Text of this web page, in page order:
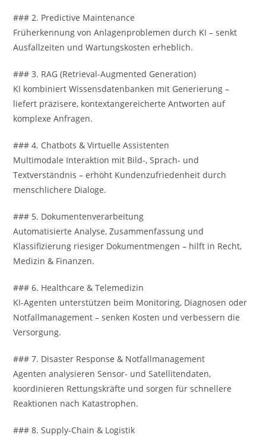
### 2. Predictive Maintenance
Früherkennung von Anlagenproblemen durch KI – senkt
Ausfallzeiten und Wartungskosten erheblich.
### 3. RAG (Retrieval-Augmented Generation)
KI kombiniert Wissensdatenbanken mit Generierung –
liefert präzisere, kontextangereicherte Antworten auf
komplexe Anfragen.
### 4. Chatbots & Virtuelle Assistenten
Multimodale Interaktion mit Bild-, Sprach- und
Textverständnis – erhöht Kundenzufriedenheit durch
menschlichere Dialoge.
### 5. Dokumentenverarbeitung
Automatisierte Analyse, Zusammenfassung und
Klassifizierung riesiger Dokumentmengen – hilft in Recht,
Medizin & Finanzen.
### 6. Healthcare & Telemedizin
KI-Agenten unterstützen beim Monitoring, Diagnosen oder
Notfallmanagement – senken Kosten und verbessern die
Versorgung.
### 7. Disaster Response & Notfallmanagement
Agenten analysieren Sensor- und Satellitendaten,
koordinieren Rettungskräfte und sorgen für schnellere
Reaktionen nach Katastrophen.
### 8. Supply‑Chain & Logistik